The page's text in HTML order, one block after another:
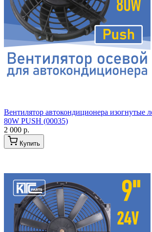
Вентилятор автокондиционера изогнутые
80W PUSH (00035)
2 000 р.
Купить